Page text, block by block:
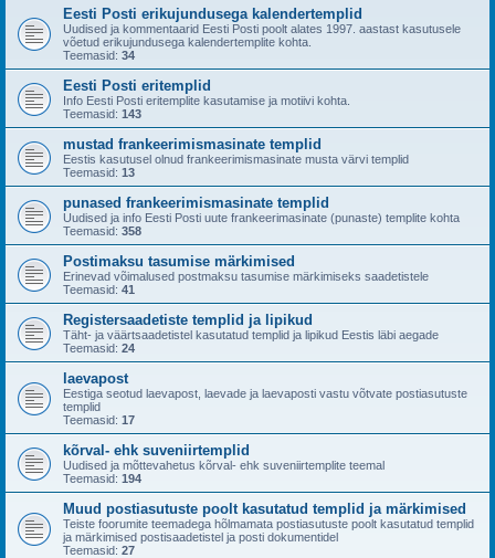
Eesti Posti erikujundusega kalendertemplid
Uudised ja kommentaarid Eesti Posti poolt alates 1997. aastast kasutusele
võetud erikujundusega kalendertemplite kohta.
Teemasid: 34
Eesti Posti eritemplid
Info Eesti Posti eritemplite kasutamise ja motiivi kohta.
Teemasid: 143
mustad frankeerimismasinate templid
Eestis kasutusel olnud frankeerimismasinate musta värvi templid
Teemasid: 13
punased frankeerimismasinate templid
Uudised ja info Eesti Posti uute frankeerimasinate (punaste) templite kohta
Teemasid: 358
Postimaksu tasumise märkimised
Erinevad võimalused postmaksu tasumise märkimiseks saadetistele
Teemasid: 41
Registersaadetiste templid ja lipikud
Täht- ja väärtsaadetistel kasutatud templid ja lipikud Eestis läbi aegade
Teemasid: 24
laevapost
Eestiga seotud laevapost, laevade ja laevaposti vastu võtvate postiasutuste
templid
Teemasid: 17
kõrval- ehk suveniirtemplid
Uudised ja mõttevahetus kõrval- ehk suveniirtemplite teemal
Teemasid: 194
Muud postiasutuste poolt kasutatud templid ja märkimised
Teiste foorumite teemadega hõlmamata postiasutuste poolt kasutatud templid
ja märkimised postisaadetistel ja posti dokumentidel
Teemasid: 27